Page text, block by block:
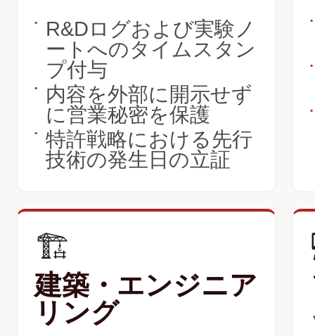
•
R&Dログおよび実験ノ
ートへのタイムスタン
プ付与
•
内容を外部に開示せず
に営業秘密を保護
•
特許戦略における先行
技術の発生日の立証
•
•
•
🏗️
建築・エンジニア
リング